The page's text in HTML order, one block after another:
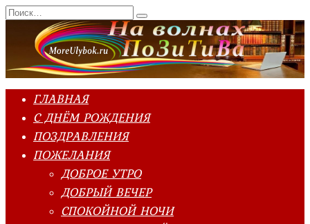
Перейти
к
содержанию
Search
for:
ГЛАВНАЯ
С ДНЁМ РОЖДЕНИЯ
ПОЗДРАВЛЕНИЯ
ПОЖЕЛАНИЯ
ДОБРОЕ УТРО
ДОБРЫЙ ВЕЧЕР
СПОКОЙНОЙ НОЧИ